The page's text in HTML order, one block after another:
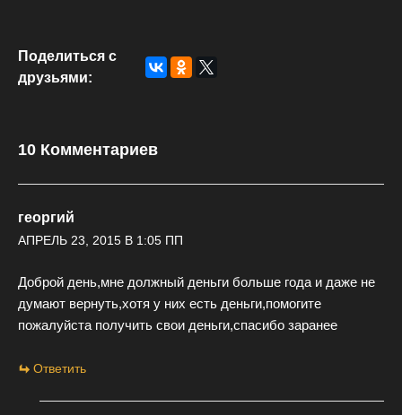
Поделиться с
друзьями:
10 Комментариев
георгий
АПРЕЛЬ 23, 2015 В 1:05 ПП
Доброй день,мне должный деньги больше года и даже не
думают вернуть,хотя у них есть деньги,помогите
пожалуйста получить свои деньги,спасибо заранее
Ответить